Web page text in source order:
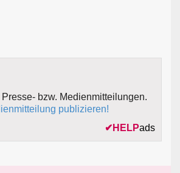
bzw. Medienmitteilungen.
publizieren!
✔ HELPads